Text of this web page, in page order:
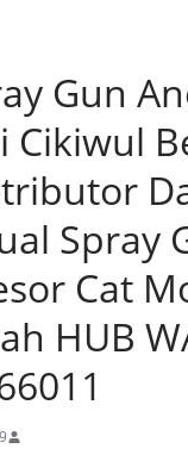
Gun
Cikiwul
Spray
Cat
HUB